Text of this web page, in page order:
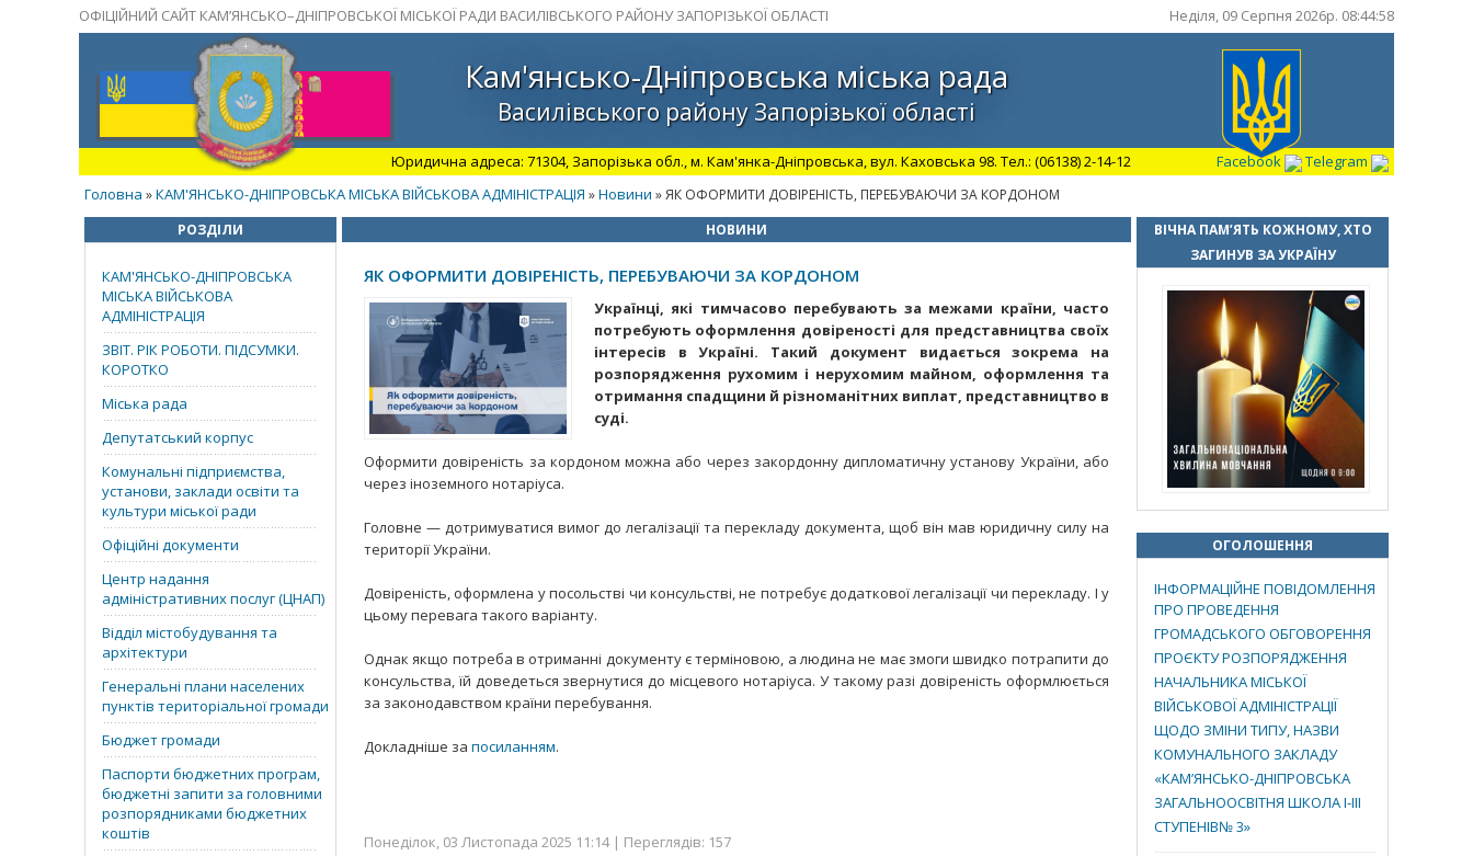
ОФІЦІЙНИЙ САЙТ КАМ’ЯНСЬКО–ДНІПРОВСЬКОЇ МІСЬКОЇ РАДИ ВАСИЛІВСЬКОГО РАЙОНУ ЗАПОРІЗЬКОЇ ОБЛАСТІ Неділя, 09 Серпня 2026р. 08:44:59
Кам'янсько-Дніпровська міська рада
Василівського району Запорізької області
Юридична адреса: 71304, Запорізька обл., м. Кам'янка-Дніпровська, вул. Каховська 98. Тел.: (06138) 2-14-12 Facebook
Telegram
Головна »КАМ'ЯНСЬКО-ДНІПРОВСЬКА МІСЬКА ВІЙСЬКОВА АДМІНІСТРАЦІЯ »Новини » ЯК ОФОРМИТИ ДОВІРЕНІСТЬ, ПЕРЕБУВАЮЧИ ЗА КОРДОНОМ
РОЗДІЛИ
КАМ'ЯНСЬКО-ДНІПРОВСЬКА
МІСЬКА ВІЙСЬКОВА
АДМІНІСТРАЦІЯ
ЗВІТ. РІК РОБОТИ. ПІДСУМКИ.
КОРОТКО
Міська рада
Депутатський корпус
Комунальні підприємства,
установи, заклади освіти та
культури міської ради
Офіційні документи
Центр надання
адміністративних послуг (ЦНАП)
Відділ містобудування та
архітектури
Генеральні плани населених
пунктів територіальної громади
Бюджет громади
Паспорти бюджетних програм,
бюджетні запити за головними
розпорядниками бюджетних
коштів
НОВИНИ
ЯК ОФОРМИТИ ДОВІРЕНІСТЬ, ПЕРЕБУВАЮЧИ ЗА КОРДОНОМ
Українці, які тимчасово перебувають за межами країни, часто
потребують оформлення довіреності для представництва своїх
інтересів в Україні. Такий документ видається зокрема на
розпорядження рухомим і нерухомим майном, оформлення та
отримання спадщини й різноманітних виплат, представництво в
суді.
Оформити довіреність за кордоном можна або через закордонну дипломатичну установу України, або
через іноземного нотаріуса.
Головне — дотримуватися вимог до легалізації та перекладу документа, щоб він мав юридичну силу на
території України.
Довіреність, оформлена у посольстві чи консульстві, не потребує додаткової легалізації чи перекладу. І у
цьому перевага такого варіанту.
Однак якщо потреба в отриманні документу є терміновою, а людина не має змоги швидко потрапити до
консульства, їй доведеться звернутися до місцевого нотаріуса. У такому разі довіреність оформлюється
за законодавством країни перебування.
Докладніше за посиланням.
Понеділок, 03 Листопада 2025 11:14 | Переглядів: 157
ВІЧНА ПАМ’ЯТЬ КОЖНОМУ, ХТО
ЗАГИНУВ ЗА УКРАЇНУ
ОГОЛОШЕННЯ
ІНФОРМАЦІЙНЕ ПОВІДОМЛЕННЯ
ПРО ПРОВЕДЕННЯ
ГРОМАДСЬКОГО ОБГОВОРЕННЯ
ПРОЄКТУ РОЗПОРЯДЖЕННЯ
НАЧАЛЬНИКА МІСЬКОЇ
ВІЙСЬКОВОЇ АДМІНІСТРАЦІЇ
ЩОДО ЗМІНИ ТИПУ, НАЗВИ
КОМУНАЛЬНОГО ЗАКЛАДУ
«КАМ’ЯНСЬКО-ДНІПРОВСЬКА
ЗАГАЛЬНООСВІТНЯ ШКОЛА І-ІІІ
СТУПЕНІВ№ 3»